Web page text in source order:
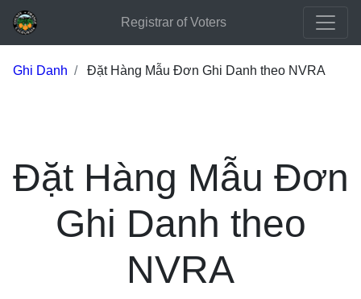
Registrar of Voters
Ghi Danh Đặt Hàng Mẫu Đơn Ghi Danh theo NVRA
Đặt Hàng Mẫu Đơn
Ghi Danh theo
NVRA